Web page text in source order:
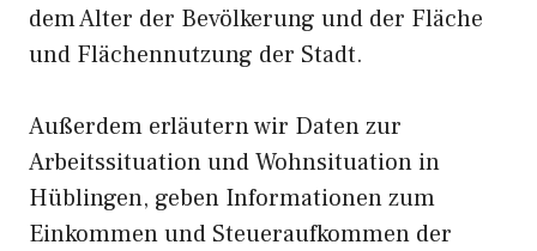
dem Alter der Bevölkerung und der Fläche
und Flächennutzung der Stadt.
Außerdem erläutern wir Daten zur
Arbeitssituation und Wohnsituation in
Hüblingen, geben Informationen zum
Einkommen und Steueraufkommen der